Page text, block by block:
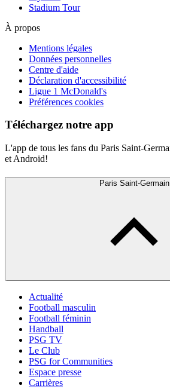
Stadium Tour
À propos
Mentions légales
Données personnelles
Centre d'aide
Déclaration d'accessibilité
Ligue 1 McDonald's
Préférences cookies
Téléchargez notre app
L'app de tous les fans du Paris Saint-
et Android!
Paris Saint-Germain
Actualité
Football masculin
Football féminin
Handball
PSG TV
Le Club
PSG for Communities
Espace presse
Carrières